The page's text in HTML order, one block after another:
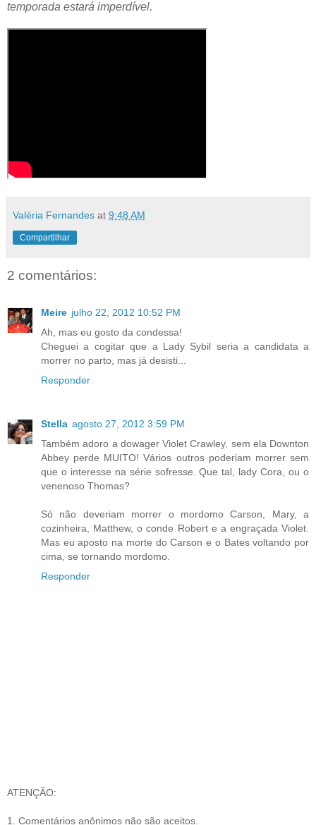
temporada estará imperdível.
Valéria Fernandes at 9:48 AM
Compartilhar
2 comentários:
Meire julho 22, 2012 10:52 PM
Ah, mas eu gosto da condessa!
Cheguei a cogitar que a Lady Sybil seria a candidata a
morrer no parto, mas já desisti...
Responder
Stella agosto 27, 2012 3:59 PM
Também adoro a dowager Violet Crawley, sem ela Downton
Abbey perde MUITO! Vários outros poderiam morrer sem
que o interesse na série sofresse. Que tal, lady Cora, ou o
venenoso Thomas?
Só não deveriam morrer o mordomo Carson, Mary, a
cozinheira, Matthew, o conde Robert e a engraçada Violet.
Mas eu aposto na morte do Carson e o Bates voltando por
cima, se tornando mordomo.
Responder
ATENÇÃO:
1. Comentários anônimos não são aceitos.